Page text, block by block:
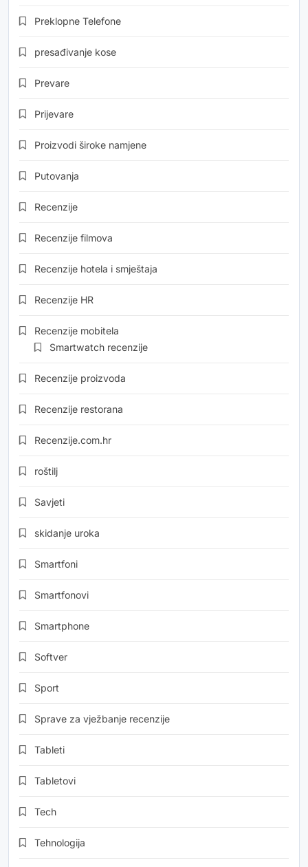
Preklopne Telefone
presađivanje kose
Prevare
Prijevare
Proizvodi široke namjene
Putovanja
Recenzije
Recenzije filmova
Recenzije hotela i smještaja
Recenzije HR
Recenzije mobitela
Smartwatch recenzije
Recenzije proizvoda
Recenzije restorana
Recenzije.com.hr
roštilj
Savjeti
skidanje uroka
Smartfoni
Smartfonovi
Smartphone
Softver
Sport
Sprave za vježbanje recenzije
Tableti
Tabletovi
Tech
Tehnologija